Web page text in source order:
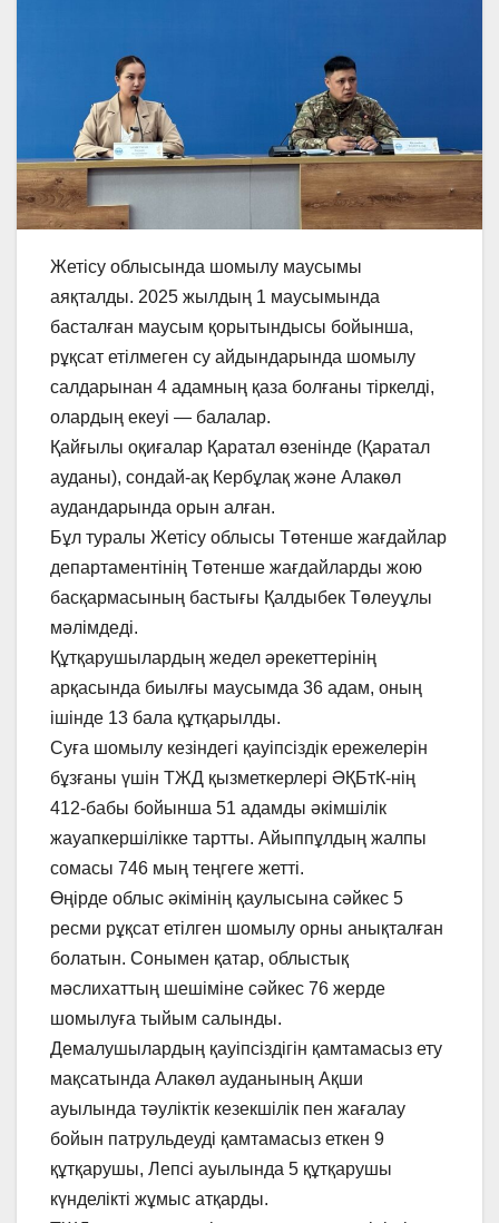
Жетісу облысында шомылу маусымы
аяқталды. 2025 жылдың 1 маусымында
басталған маусым қорытындысы бойынша,
рұқсат етілмеген су айдындарында шомылу
салдарынан 4 адамның қаза болғаны тіркелді,
олардың екеуі — балалар.
Қайғылы оқиғалар Қаратал өзенінде (Қаратал
ауданы), сондай-ақ Кербұлақ және Алакөл
аудандарында орын алған.
Бұл туралы Жетісу облысы Төтенше жағдайлар
департаментінің Төтенше жағдайларды жою
басқармасының бастығы Қалдыбек Төлеуұлы
мәлімдеді.
Құтқарушылардың жедел әрекеттерінің
арқасында биылғы маусымда 36 адам, оның
ішінде 13 бала құтқарылды.
Суға шомылу кезіндегі қауіпсіздік ережелерін
бұзғаны үшін ТЖД қызметкерлері ӘҚБтК-нің
412-бабы бойынша 51 адамды әкімшілік
жауапкершілікке тартты. Айыппұлдың жалпы
сомасы 746 мың теңгеге жетті.
Өңірде облыс әкімінің қаулысына сәйкес 5
ресми рұқсат етілген шомылу орны анықталған
болатын. Сонымен қатар, облыстық
мәслихаттың шешіміне сәйкес 76 жерде
шомылуға тыйым салынды.
Демалушылардың қауіпсіздігін қамтамасыз ету
мақсатында Алакөл ауданының Ақши
ауылында тәуліктік кезекшілік пен жағалау
бойын патрульдеуді қамтамасыз еткен 9
құтқарушы, Лепсі ауылында 5 құтқарушы
күнделікті жұмыс атқарды.